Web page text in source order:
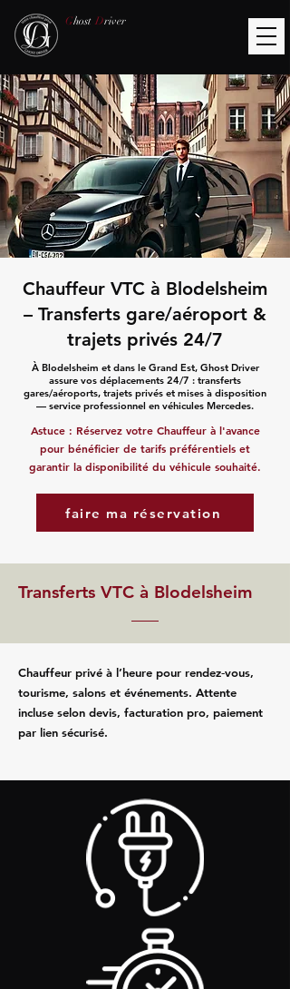
Ghost Driver
Chauffeur VTC à Blodelsheim
– Transferts gare/aéroport &
trajets privés 24/7
À Blodelsheim et dans le Grand Est, Ghost Driver
assure vos déplacements 24/7 : transferts
gares/aéroports, trajets privés et mises à disposition
— service professionnel en véhicules Mercedes.
Astuce : Réservez votre Chauffeur à l'avance
pour bénéficier de tarifs préférentiels et
garantir la disponibilité du véhicule souhaité.
faire ma réservation
Transferts VTC à Blodelsheim
Chauffeur privé à l’heure pour rendez‑vous,
tourisme, salons et événements. Attente
incluse selon devis, facturation pro, paiement
par lien sécurisé.